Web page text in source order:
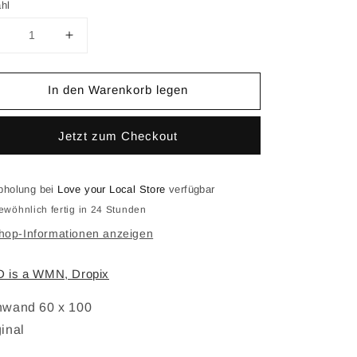
Verringere
Erhöhe
Menge
für
GOD
a
WMN
DROPIX
In den Warenkorb legen
Jetzt zum Checkout
bei Love your Local Store verfügbar
fertig in 24 Stunden
Informationen anzeigen
is a WMN, Dropix
60 x 100